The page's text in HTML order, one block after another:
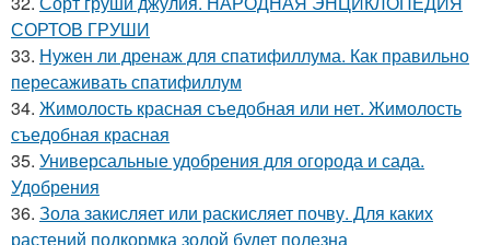
СОРТОВ ГРУШИ
33. Нужен ли дренаж для спатифиллума. Как правильно
пересаживать спатифиллум
34. Жимолость красная съедобная или нет. Жимолость
съедобная красная
35. Универсальные удобрения для огорода и сада.
Удобрения
36. Зола закисляет или раскисляет почву. Для каких
растений подкормка золой будет полезна